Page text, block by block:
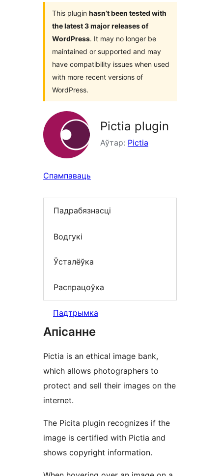
This plugin hasn’t been tested with
the latest 3 major releases of
WordPress. It may no longer be
maintained or supported and may
have compatibility issues when used
with more recent versions of
WordPress.
Pictia plugin
Аўтар: Pictia
Спампаваць
Падрабязнасці
Водгукі
Ўсталёўка
Распрацоўка
Падтрымка
Апісанне
Pictia is an ethical image bank,
which allows photographers to
protect and sell their images on the
internet.
The Picita plugin recognizes if the
image is certified with Pictia and
shows copyright information.